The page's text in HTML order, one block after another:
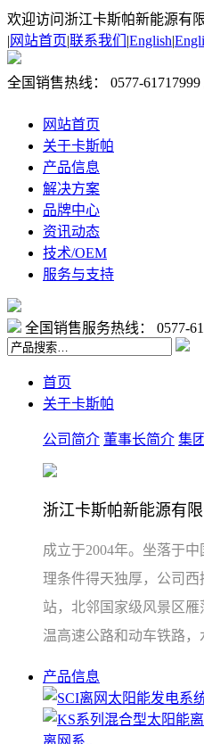
欢迎访问浙江卡斯帕新能源有
| 网站首页|联系我们 |English|
全国销售热线： 0577-61717999
网站首页
关于卡斯帕
产品信息
解决方案
品牌中心
资讯动态
技术/OEM
服务与支持
全国销售服务热线： 0577-
首页
关于卡斯帕
公司简介 董事长简介 集
浙江卡斯帕新能源有限
成立于2004年。坐落于
理条件得天独厚，公司
站，北邻国家级风景区
温高速公路和动车铁路，
产品信息
离网系..